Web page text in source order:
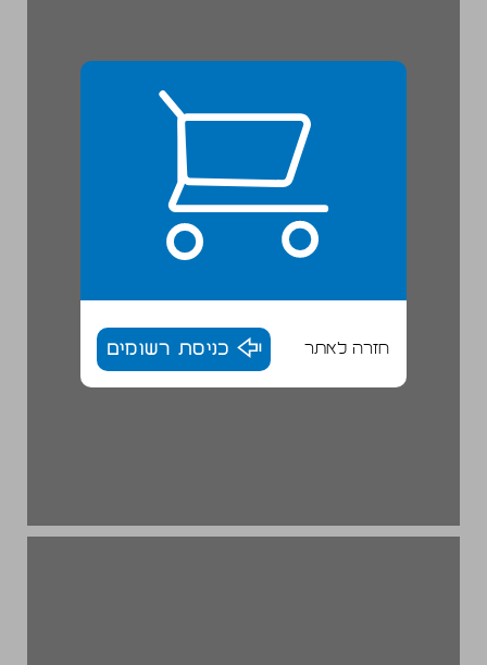
חזרה לאתר כניסת רשומים